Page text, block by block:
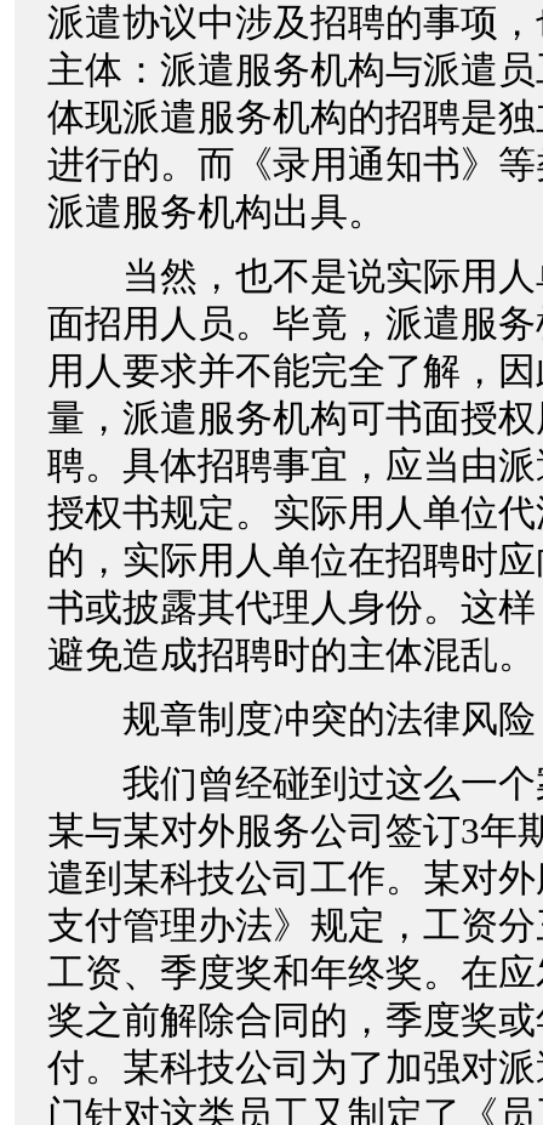
派遣协议中涉及招聘的事项
主体：派遣服务机构与派遣
体现派遣服务机构的招聘是
进行的。而《录用通知书》
派遣服务机构出具。
当然，也不是说实际用人
面招用人员。毕竟，派遣服
用人要求并不能完全了解，
量，派遣服务机构可书面授
聘。具体招聘事宜，应当由
授权书规定。实际用人单位
的，实际用人单位在招聘时
书或披露其代理人身份。这
避免造成招聘时的主体混乱。
规章制度冲突的法律风险
我们曾经碰到过这么一个
某与某对外服务公司签订3年
遣到某科技公司工作。某对
支付管理办法》规定，工资
工资、季度奖和年终奖。在
奖之前解除合同的，季度奖
付。某科技公司为了加强对
门针对这类员工又制定了《